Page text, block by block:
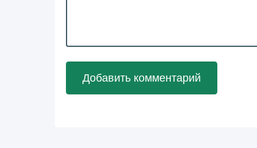
Добавить комментарий